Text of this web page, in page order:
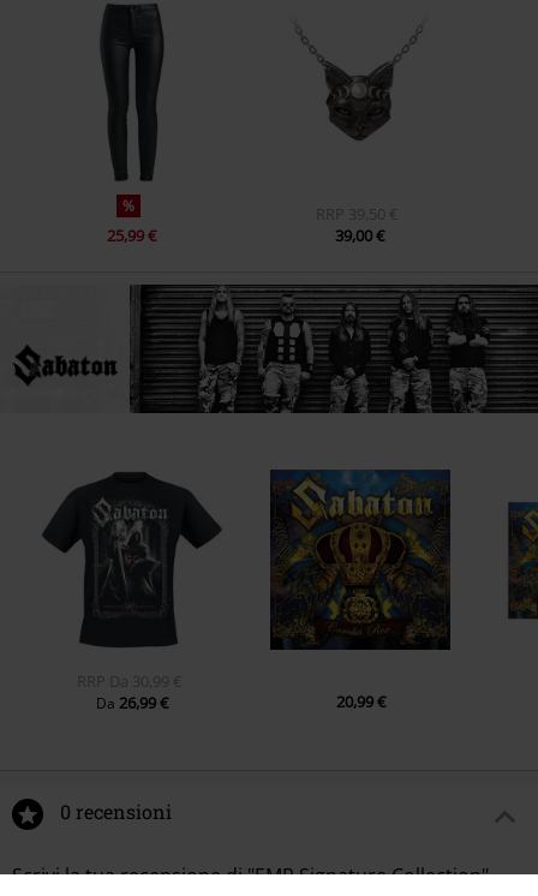
%
25,99 €
RRP 39,50 €
39,00 €
RRP Da 30,99 €
Da 26,99 € 20,99 €
0 recensioni
Scrivi la tua recensione di "EMP Signature Collection".